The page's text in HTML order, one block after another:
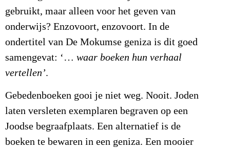
gebruikt, maar alleen voor het geven van
onderwijs? Enzovoort, enzovoort. In de
ondertitel van De Mokumse geniza is dit goed
samengevat: ‘… waar boeken hun verhaal
vertellen’.
Gebedenboeken gooi je niet weg. Nooit. Joden
laten versleten exemplaren begraven op een
Joodse begraafplaats. Een alternatief is de
boeken te bewaren in een geniza. Een mooier